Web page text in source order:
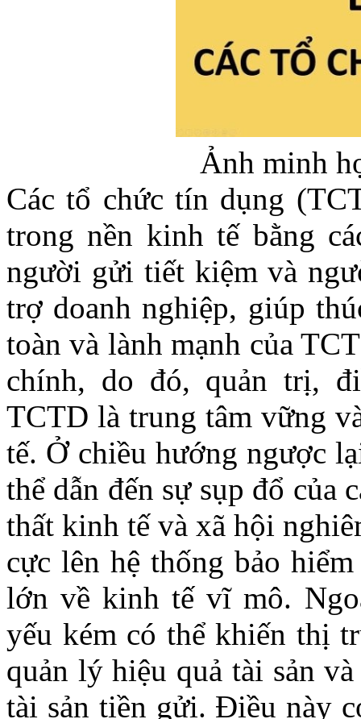
Ảnh minh
Các tổ chức tín dụng
trong nền kinh tế bằng
người gửi tiết kiệm và
trợ doanh nghiệp, giúp
toàn và lành mạnh của
chính, do đó, quản trị,
TCTD là trung tâm vững
tế. Ở chiều hướng ngược
thể dẫn đến sự sụp đổ của
thất kinh tế và xã hội
cực lên hệ thống bảo
lớn về kinh tế vĩ mô.
yếu kém có thể khiến thị
quản lý hiệu quả tài sản
tài sản tiền gửi. Điều này